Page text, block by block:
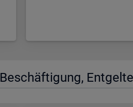
Be­schäf­ti­gung,